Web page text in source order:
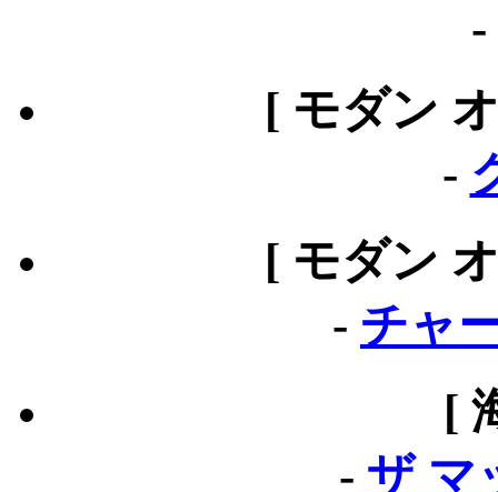
-
[ モダン
-
[ モダン
- チャ
[
- ザ